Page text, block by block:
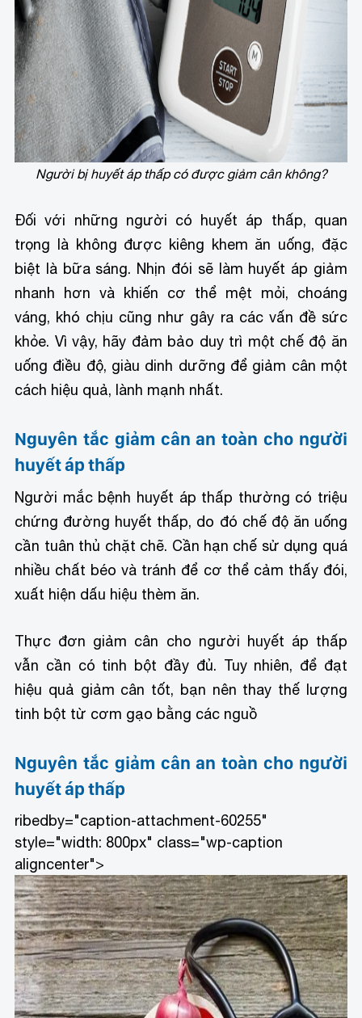
Người bị huyết áp thấp có được giảm cân không?
Đối với những người có huyết áp thấp, quan
trọng là không được kiêng khem ăn uống, đặc
biệt là bữa sáng. Nhịn đói sẽ làm huyết áp giảm
nhanh hơn và khiến cơ thể mệt mỏi, choáng
váng, khó chịu cũng như gây ra các vấn đề sức
khỏe. Vì vậy, hãy đảm bảo duy trì một chế độ ăn
uống điều độ, giàu dinh dưỡng để giảm cân một
cách hiệu quả, lành mạnh nhất.
Nguyên tắc giảm cân an toàn cho người
huyết áp thấp
Người mắc bệnh huyết áp thấp thường có triệu
chứng đường huyết thấp, do đó chế độ ăn uống
cần tuân thủ chặt chẽ. Cần hạn chế sử dụng quá
nhiều chất béo và tránh để cơ thể cảm thấy đói,
xuất hiện dấu hiệu thèm ăn.
Thực đơn giảm cân cho người huyết áp thấp
vẫn cần có tinh bột đầy đủ. Tuy nhiên, để đạt
hiệu quả giảm cân tốt, bạn nên thay thế lượng
tinh bột từ cơm gạo bằng các nguồ
Nguyên tắc giảm cân an toàn cho người
huyết áp thấp
ribedby="caption-attachment-60255"
style="width: 800px" class="wp-caption
aligncenter">